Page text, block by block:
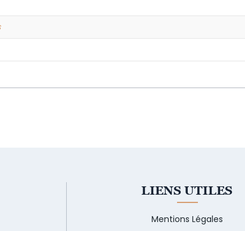
LIENS UTILES
Mentions Légales